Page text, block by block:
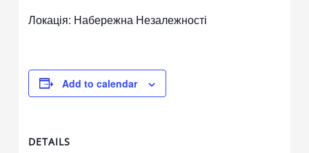
Локація: Набережна Незалежності
Add to calendar
DETAILS